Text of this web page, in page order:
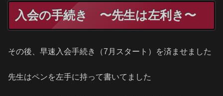
入会の手続き 〜先生は左利き〜
その後、早速入会手続き（7月スタート）を済ませました
先生はペンを左手に持って書いてました